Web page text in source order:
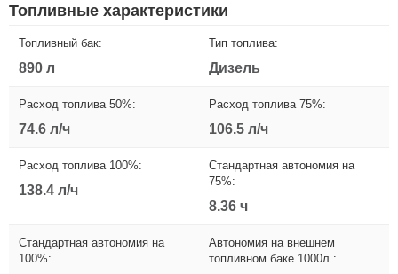
Топливные характеристики
Топливный бак:
890 л
Тип топлива:
Дизель
Расход топлива 50%:
74.6 л/ч
Расход топлива 75%:
106.5 л/ч
Расход топлива 100%:
138.4 л/ч
Стандартная автономия на
75%:
8.36 ч
Стандартная автономия на
100%:
Автономия на внешнем
топливном баке 1000л.: